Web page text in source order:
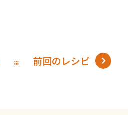
前回のレシピ